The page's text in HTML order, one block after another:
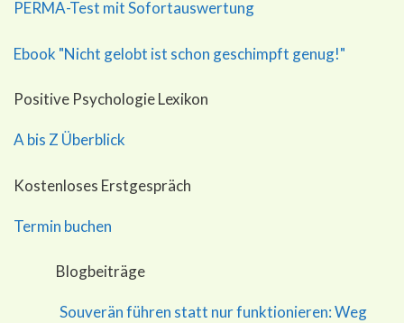
PERMA-Test mit Sofortauswertung
Ebook "Nicht gelobt ist schon geschimpft genug!"
Positive Psychologie Lexikon
A bis Z Überblick
Kostenloses Erstgespräch
Termin buchen
Blogbeiträge
Souverän führen statt nur funktionieren: Weg